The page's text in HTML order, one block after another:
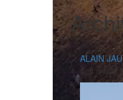
ALAIN
Comunicati